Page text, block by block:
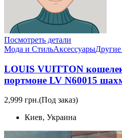
Посмотреть детали
Мода и СтильАксессуарыДругие
LOUIS VUITTON
портмоне LV N60015
2,999 грн.(Под заказ)
Киев, Украина